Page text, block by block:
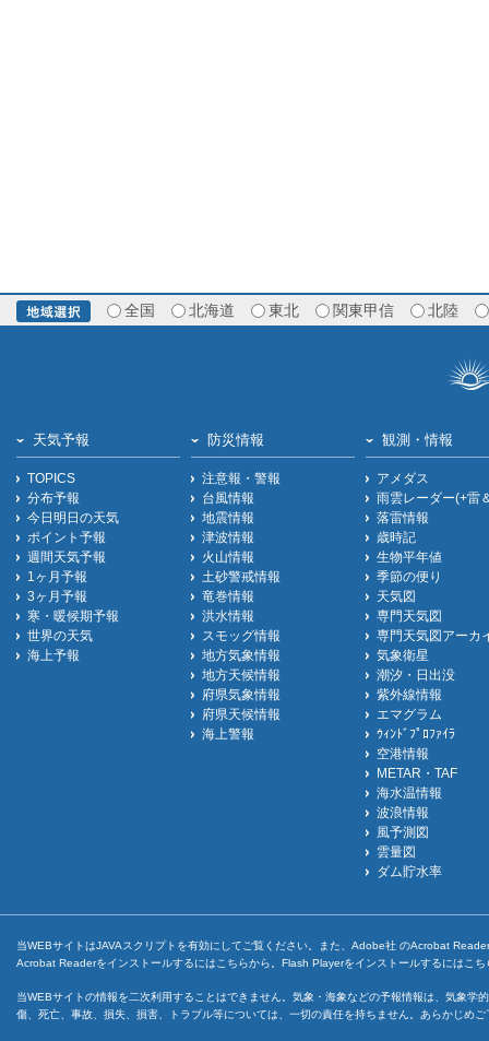
全国 北海道 東北 関東甲信 北陸
天気予報
TOPICS
分布予報
今日明日の天気
ポイント予報
週間天気予報
1ヶ月予報
3ヶ月予報
寒・暖候期予報
世界の天気
海上予報
防災情報
注意報・警報
台風情報
地震情報
津波情報
火山情報
土砂警戒情報
竜巻情報
洪水情報
スモッグ情報
地方気象情報
地方天候情報
府県気象情報
府県天候情報
海上警報
観測・情報
アメダス
雨雲レーダー(+雷
落雷情報
歳時記
生物平年値
季節の便り
天気図
専門天気図
専門天気図アーカ
気象衛星
潮汐・日出没
紫外線情報
エマグラム
ｳｨﾝﾄﾞﾌﾟﾛﾌｧｲﾗ
空港情報
METAR・TAF
海水温情報
波浪情報
風予測図
雲量図
ダム貯水率
当WEBサイトはJAVAスクリプトを有効にしてご覧ください。また、Adobe社 のAcrobat
Acrobat Readerをインストールするには こちらから。Flash Playerをインストールするには こち
当WEBサイトの情報を二次利用することはできません。気象・海象などの予報情報は、気象
傷、死亡、事故、損失、損害、トラブル等については、一切の責任を持ちません。あらかじめ